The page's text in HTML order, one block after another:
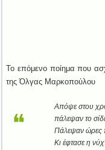
Το επόμενο ποίημα που
της Όλγας Μαρκοπούλου
Απόψε στου
πάλεψαν το
Πάλεψαν ώρες
Κι έφτασε η